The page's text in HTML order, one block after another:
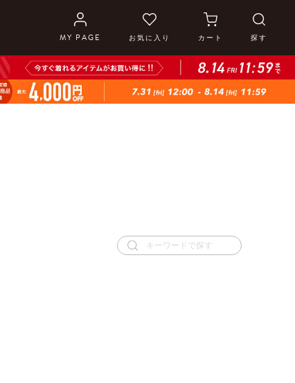
MY PAGE お気に入り カート 探す